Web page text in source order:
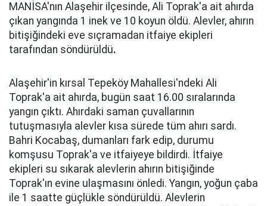
MANİSA'nın Alaşehir ilçesinde, Ali Toprak'a ait ahırda
çıkan yangında 1 inek ve 10 koyun öldü. Alevler, ahırın
bitişiğindeki eve sıçramadan itfaiye ekipleri
tarafından söndürüldü.
Alaşehir'in kırsal Tepeköy Mahallesi'ndeki Ali
Toprak'a ait ahırda, bugün saat 16.00 sıralarında
yangın çıktı. Ahırdaki saman çuvallarının
tutuşmasıyla alevler kısa sürede tüm ahırı sardı.
Bahri Kocabaş, dumanları fark edip, durumu
komşusu Toprak'a ve itfaiyeye bildirdi. İtfaiye
ekipleri su sıkarak alevlerin ahırın bitişiğinde
Toprak'ın evine ulaşmasını önledi. Yangın, yoğun çaba
ile 1 saatte güçlükle söndürüldü. Alevlerin